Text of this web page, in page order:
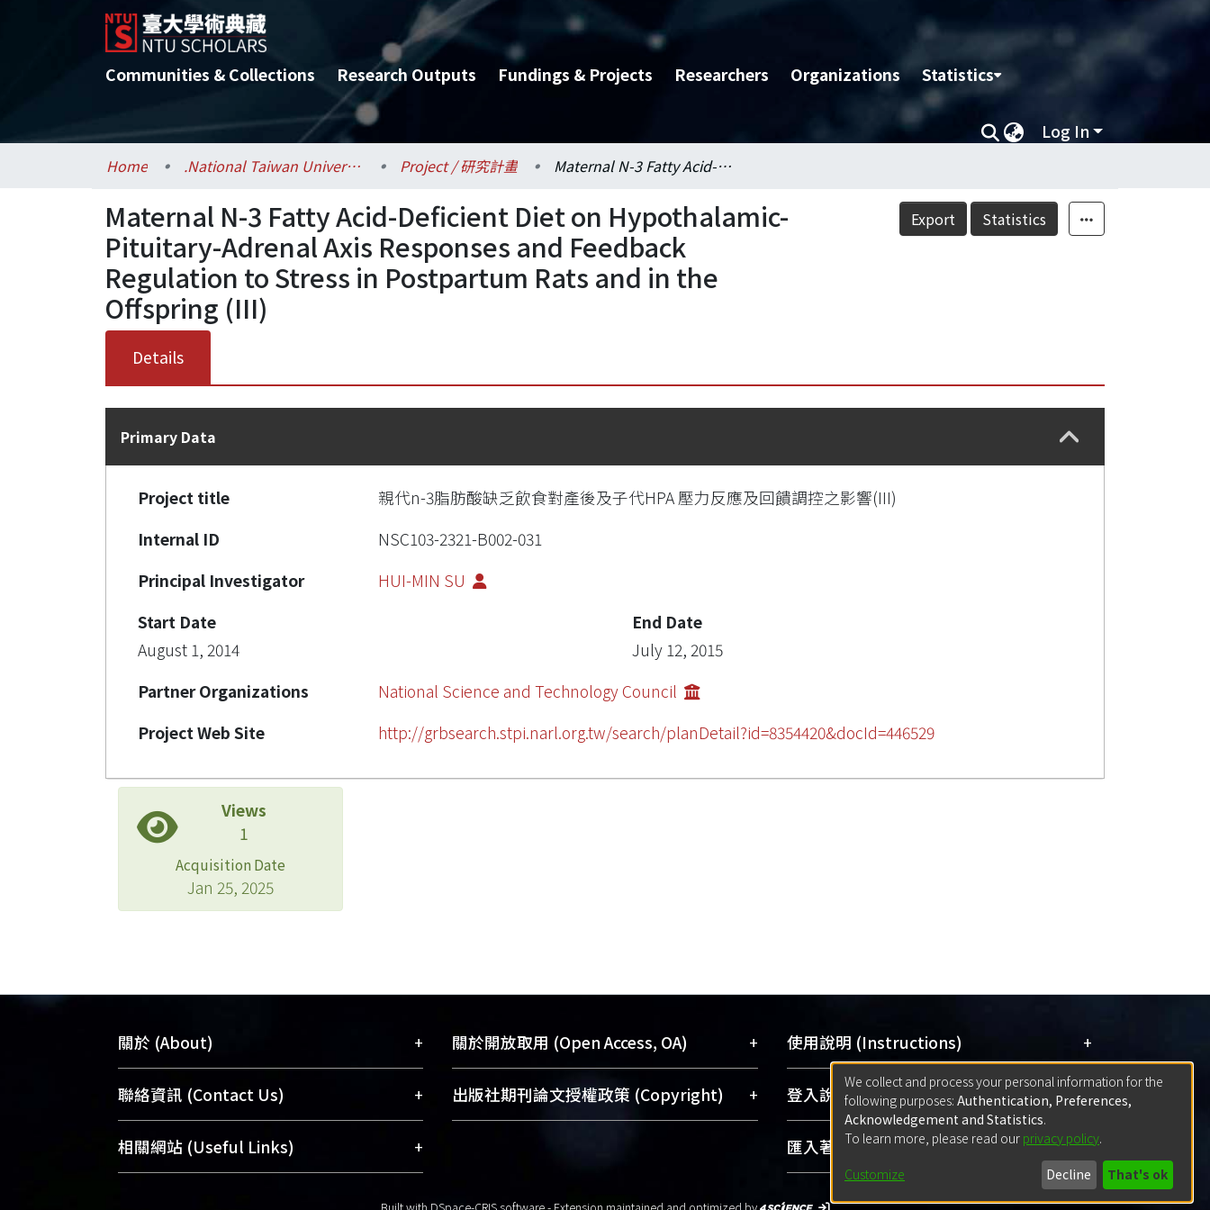
Communities & Collections Research Outputs Fundings & Projects Researchers Organizations Statistics
Log In
Home .National Taiwan University / 國立臺灣大學 Project / 研究計畫 Maternal N-3 Fatty Acid-Deficient Diet on Hypothalamic-Pituitary-Adrenal Axis Responses and Feedback Regulation to Stress in Postpartum Rats and in the Offspring (III)
Export Statistics
Maternal N-3 Fatty Acid-Deficient Diet on Hypothalamic-
Pituitary-Adrenal Axis Responses and Feedback
Regulation to Stress in Postpartum Rats and in the
Offspring (III)
Details
Primary Data
Project title
親代n-3脂肪酸缺乏飲食對產後及子代HPA 壓力反應及回饋調控之影響(III)
Internal ID
NSC103-2321-B002-031
Principal Investigator
HUI-MIN SU
Start Date
August 1, 2014
End Date
July 12, 2015
Partner Organizations
National Science and Technology Council
Project Web Site
http://grbsearch.stpi.narl.org.tw/search/planDetail?id=8354420&docId=446529
Views
1
Acquisition Date
Jan 25, 2025
關於 (About) +
臺大位居世界頂尖大學之列，為永久珍藏
及向國際展現本校豐碩的研究成果及學術
能量，圖書館整合機構典藏（NTUR）與學
術庫（AH）不同功能平台，成為臺大學術
聯絡資訊 (Contact Us) +
總館學科館員(Main Library)
醫學圖書館學科館員(Medical Library)
相關網站 (Useful Links) +
關於開放取用 (Open Access, OA) +
開放取用是從使用者角度提升資訊取用性
的社會運動，應用在學術研究上是透過將
出版社期刊論文授權政策 (Copyright) +
使用說明 (Instructions) +
網站簡介(Quickstart Guide)
使用手冊(Instruction Manual)
線上預約服務(Booking Service)
登入說明 (Sign-in) +
方案一：臺灣大學計算機中心帳號登入
(With C&INC Email Account)
(With ORCID)
匯入著作 (Submission) +
方案一：定期更新ORCID者，以ID匯入
We collect and process your personal information for the
following purposes: Authentication, Preferences,
Acknowledgement and Statistics.
To learn more, please read our privacy policy.
Customize Decline That's ok